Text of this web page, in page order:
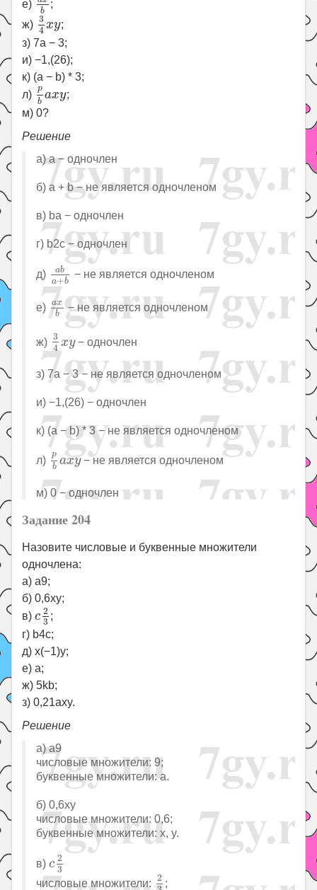
е)
b
;
ж) 3
4 xy
34
;
з) 7a − 3;
и) −1,(26);
к) (a − b) * 3;
л)
p
b
axy
pb ax
;
м) 0?
Решение
а) a − одночлен
б) a + b − не является одночленом
в) ba − одночлен
г) b2c − одночлен
д) ab
a+b
aba+b
− не является одночленом
е) ax
b
ax b
− не является одночленом
ж) 3
4 xy
3 xy
− одночлен
з) 7a − 3 − не является одночленом
и) −1,(26) − одночлен
к) (a − b) * 3 − не является одночленом
л)
p
b axy
p axy
− не является одночленом
м) 0 − одночлен
Задание 204
Назовите числовые и буквенные множители
одночлена:
а) a9;
б) 0,6xy;
в)c 2
3
c23
;
г) b4c;
д) x(−1)y;
е) a;
ж) 5kb;
з) 0,21axy.
Решение
а) a9
числовые множители: 9;
буквенные множители: a.
б) 0,6xy
числовые множители: 0,6;
буквенные множители: x, y.
в)c 2
3
2 3
числовые множители: 2
2
;